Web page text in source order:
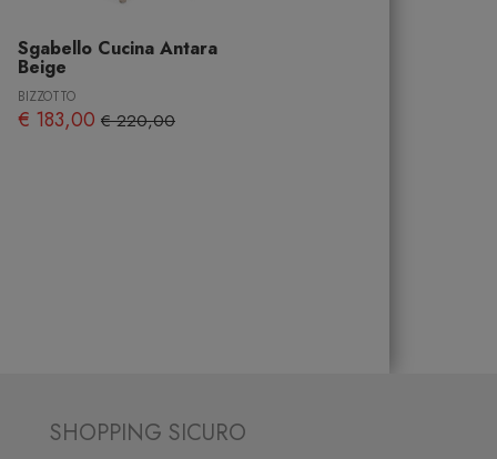
Sgabello Cucina Antara
Beige
BIZZOTTO
€ 183,00 € 220,00
SHOPPING SICURO